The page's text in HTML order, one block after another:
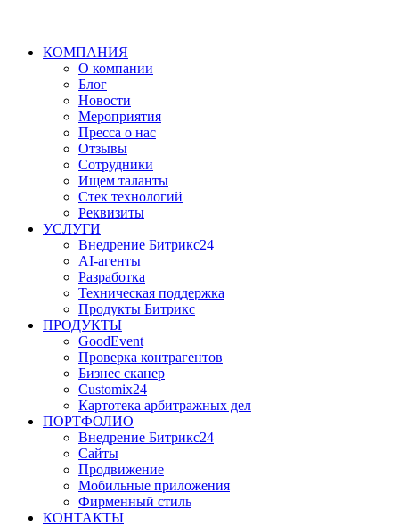
КОМПАНИЯ
О компании
Блог
Новости
Мероприятия
Пресса о нас
Отзывы
Сотрудники
Ищем таланты
Стек технологий
Реквизиты
УСЛУГИ
Внедрение Битрикс24
AI-агенты
Разработка
Техническая поддержка
Продукты Битрикс
ПРОДУКТЫ
GoodEvent
Проверка контрагентов
Бизнес сканер
Customix24
Картотека арбитражных дел
ПОРТФОЛИО
Внедрение Битрикс24
Сайты
Продвижение
Мобильные приложения
Фирменный стиль
КОНТАКТЫ